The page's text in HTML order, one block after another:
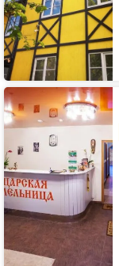
Мотель
Царская
мельница